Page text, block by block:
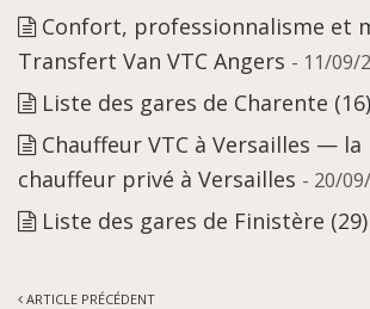
Confort, professionnalisme et
Transfert Van VTC Angers - 11/09/
Liste des gares de Charente (16)
Chauffeur VTC à Versailles — la
chauffeur privé à Versailles - 20/
Liste des gares de Finistère (29)
ARTICLE PRÉCÉDENT